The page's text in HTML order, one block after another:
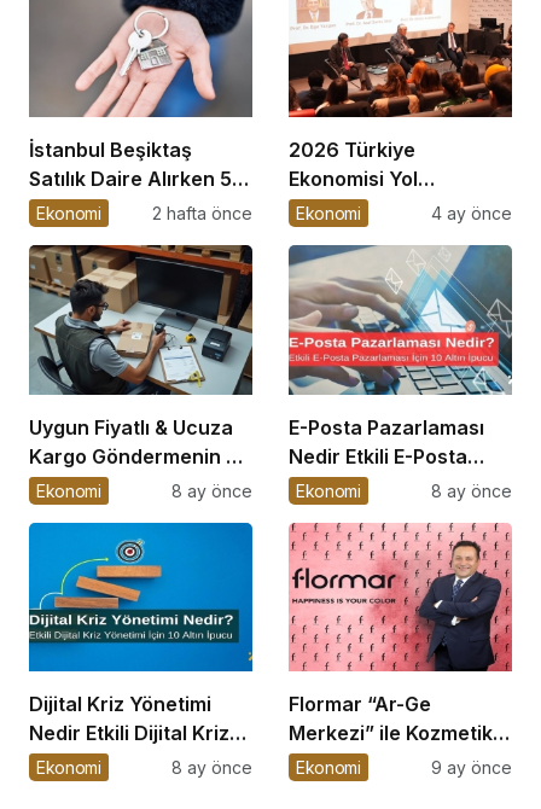
İstanbul Beşiktaş
Satılık Daire Alırken 5
İpucu
Ekonomi 2 hafta önce
2026 Türkiye
Ekonomisi Yol
Ayrımında
Ekonomi 4 ay önce
Uygun Fiyatlı & Ucuza
Kargo Göndermenin En
Kolay Yolu
Ekonomi 8 ay önce
E-Posta Pazarlaması
Nedir Etkili E-Posta
Pazarlaması için 10
Ekonomi 8 ay önce
Dijital Kriz Yönetimi
Nedir Etkili Dijital Kriz
Yönetimi için 10 Altın
Ekonomi 8 ay önce
Flormar “Ar-Ge
Merkezi” ile Kozmetikte
Bilim ve Teknolojiyi
Ekonomi 9 ay önce